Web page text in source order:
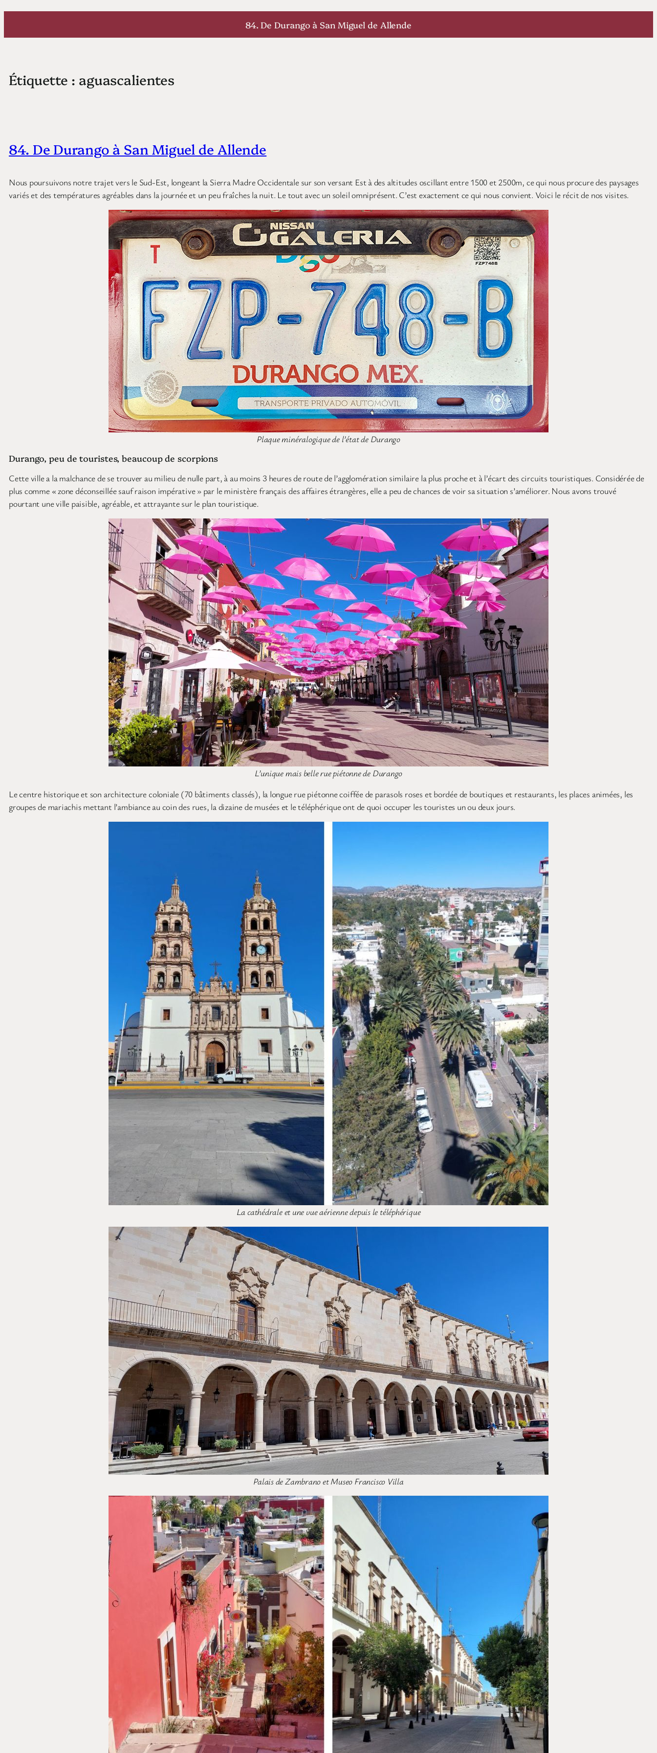
Aller
contenu
84. De Durango à San Miguel de Allende
Étiquette : aguascalientes
84. De Durango à San Miguel de Allende
Nous poursuivons notre trajet vers le Sud-Est, longeant la Sierra Madre Occidentale sur son versant Est à des altitudes oscillant entre 1500 et 2500m, ce qui nous procure des paysages
variés et des températures agréables dans la journée et un peu fraîches la nuit. Le tout avec un soleil omniprésent. C’est exactement ce qui nous convient. Voici le récit de nos visites.
Plaque minéralogique de l’état de Durango
Durango, peu de touristes, beaucoup de scorpions
Cette ville a la malchance de se trouver au milieu de nulle part, à au moins 3 heures de route de l’agglomération similaire la plus proche et à l’écart des circuits touristiques. Considérée de
plus comme « zone déconseillée sauf raison impérative » par le ministère français des affaires étrangères, elle a peu de chances de voir sa situation s’améliorer. Nous avons trouvé
pourtant une ville paisible, agréable, et attrayante sur le plan touristique.
L’unique mais belle rue piétonne de Durango
Le centre historique et son architecture coloniale (70 bâtiments classés), la longue rue piétonne coiffée de parasols roses et bordée de boutiques et restaurants, les places animées, les
groupes de mariachis mettant l’ambiance au coin des rues, la dizaine de musées et le téléphérique ont de quoi occuper les touristes un ou deux jours.
La cathédrale et une vue aérienne depuis le téléphérique
Palais de Zambrano et Museo Francisco Villa